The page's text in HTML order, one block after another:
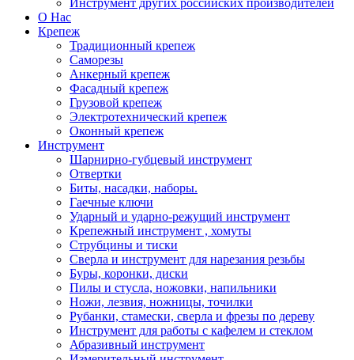
Инструмент других российских производителей
О Нас
Крепеж
Традиционный крепеж
Саморезы
Анкерный крепеж
Фасадный крепеж
Грузовой крепеж
Электротехнический крепеж
Оконный крепеж
Инструмент
Шарнирно-губцевый инструмент
Отвертки
Биты, насадки, наборы.
Гаечные ключи
Ударный и ударно-режущий инструмент
Крепежный инструмент , хомуты
Струбцины и тиски
Сверла и инструмент для нарезания резьбы
Буры, коронки, диски
Пилы и стусла, ножовки, напильники
Ножи, лезвия, ножницы, точилки
Рубанки, стамески, сверла и фрезы по дереву
Инструмент для работы с кафелем и стеклом
Абразивный инструмент